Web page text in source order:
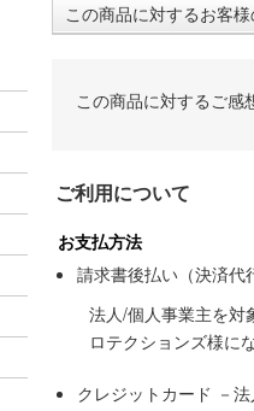
この商品に対するお客
この商品に対するご感
ご利用について
お支払方法
請求書後払い（決済代
法人/個人事業主を対
ロテクションズ様に
クレジットカード －